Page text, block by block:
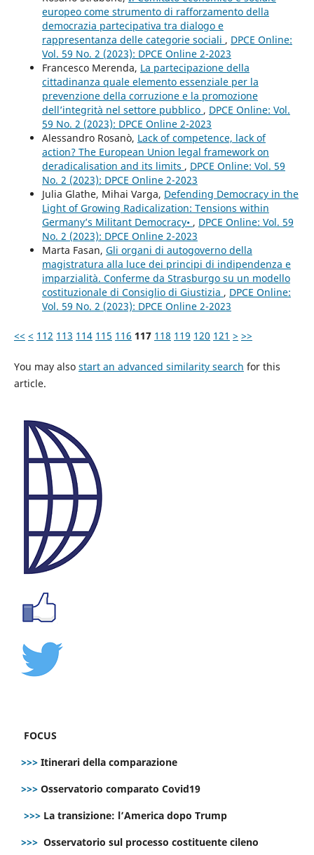
europeo come strumento di rafforzamento della
democrazia partecipativa tra dialogo e
rappresentanza delle categorie sociali , DPCE Online:
Vol. 59 No. 2 (2023): DPCE Online 2-2023
Francesco Merenda, La partecipazione della
cittadinanza quale elemento essenziale per la
prevenzione della corruzione e la promozione
dell’integrità nel settore pubblico , DPCE Online: Vol.
59 No. 2 (2023): DPCE Online 2-2023
Alessandro Rosanò, Lack of competence, lack of
action? The European Union legal framework on
deradicalisation and its limits , DPCE Online: Vol. 59
No. 2 (2023): DPCE Online 2-2023
Julia Glathe, Mihai Varga, Defending Democracy in the
Light of Growing Radicalization: Tensions within
Germany’s Militant Democracy• , DPCE Online: Vol. 59
No. 2 (2023): DPCE Online 2-2023
Marta Fasan, Gli organi di autogoverno della
magistratura alla luce dei principi di indipendenza e
imparzialità. Conferme da Strasburgo su un modello
costituzionale di Consiglio di Giustizia , DPCE Online:
Vol. 59 No. 2 (2023): DPCE Online 2-2023
<< < 112 113 114 115 116 117 118 119 120 121 > >>
You may also start an advanced similarity search for this
article.
FOCUS
>>> Itinerari della comparazione
>>> Osservatorio comparato Covid19
>>> La transizione: l’America dopo Trump
>>> Osservatorio sul processo costituente cileno